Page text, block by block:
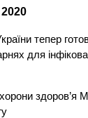
тепер
для